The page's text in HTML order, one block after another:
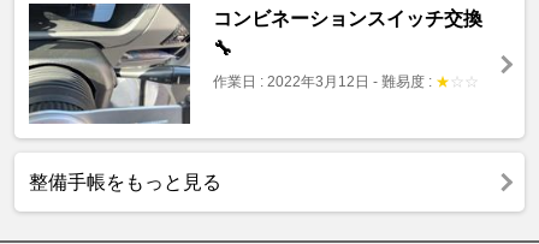
コンビネーションスイッチ交換
🔧
作業日 : 2022年3月12日 - 難易度 : ★ ☆ ☆
整備手帳をもっと見る